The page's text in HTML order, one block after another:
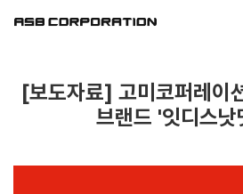
[보도자료] 고미코퍼레이
브랜드 '잇디스낫